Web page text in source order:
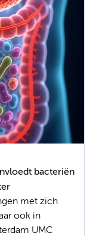
bacteriën
met zich
ook in
UMC